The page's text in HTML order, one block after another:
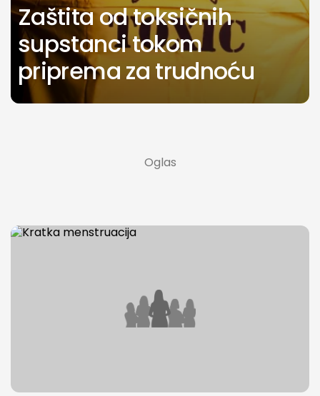
Zaštita od toksičnih
supstanci tokom
priprema za trudnoću